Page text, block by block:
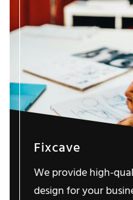
Fixcave
We provide high-
design for your